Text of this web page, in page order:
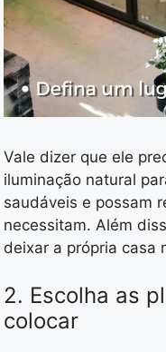
Vale dizer que ele
iluminação natural
saudáveis e possam
necessitam. Além
deixar a própria casa
2. Escolha as
colocar